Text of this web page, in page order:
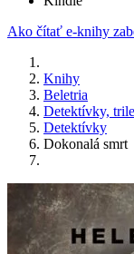
Ako čítať e-knihy
Knihy
Beletria
Detektívky,
Detektívky
Dokonalá smrt